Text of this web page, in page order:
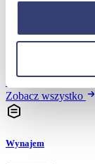
Dofinansowania
Zobacz wszystko
Wynajem